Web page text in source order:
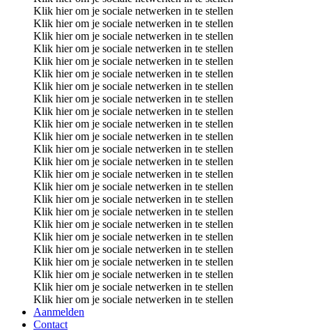
Klik hier om je sociale netwerken in te stellen
Klik hier om je sociale netwerken in te stellen
Klik hier om je sociale netwerken in te stellen
Klik hier om je sociale netwerken in te stellen
Klik hier om je sociale netwerken in te stellen
Klik hier om je sociale netwerken in te stellen
Klik hier om je sociale netwerken in te stellen
Klik hier om je sociale netwerken in te stellen
Klik hier om je sociale netwerken in te stellen
Klik hier om je sociale netwerken in te stellen
Klik hier om je sociale netwerken in te stellen
Klik hier om je sociale netwerken in te stellen
Klik hier om je sociale netwerken in te stellen
Klik hier om je sociale netwerken in te stellen
Klik hier om je sociale netwerken in te stellen
Klik hier om je sociale netwerken in te stellen
Klik hier om je sociale netwerken in te stellen
Klik hier om je sociale netwerken in te stellen
Klik hier om je sociale netwerken in te stellen
Klik hier om je sociale netwerken in te stellen
Klik hier om je sociale netwerken in te stellen
Klik hier om je sociale netwerken in te stellen
Klik hier om je sociale netwerken in te stellen
Klik hier om je sociale netwerken in te stellen
Aanmelden
Contact